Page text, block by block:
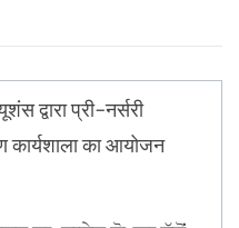
द्वारा प्री-नर्सरी
कार्यशाला का आयोजन